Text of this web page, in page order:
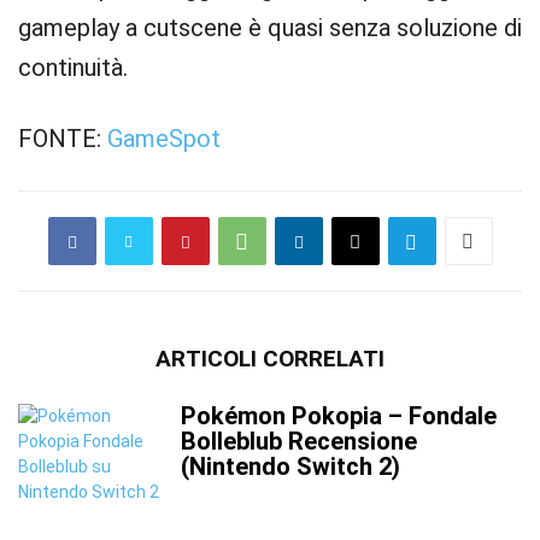
gameplay a cutscene è quasi senza soluzione di
continuità.
FONTE: GameSpot
ARTICOLI CORRELATI
Pokémon Pokopia – Fondale
Bolleblub Recensione
(Nintendo Switch 2)